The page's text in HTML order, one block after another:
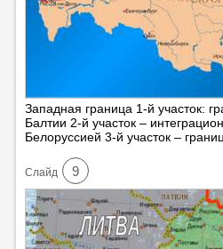
Западная граница 1-й участок:
Балтии 2-й участок –
Белоруссией 3-й участок –
Cлайд 9